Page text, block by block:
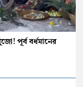
পূর্ব বর্ধমানের